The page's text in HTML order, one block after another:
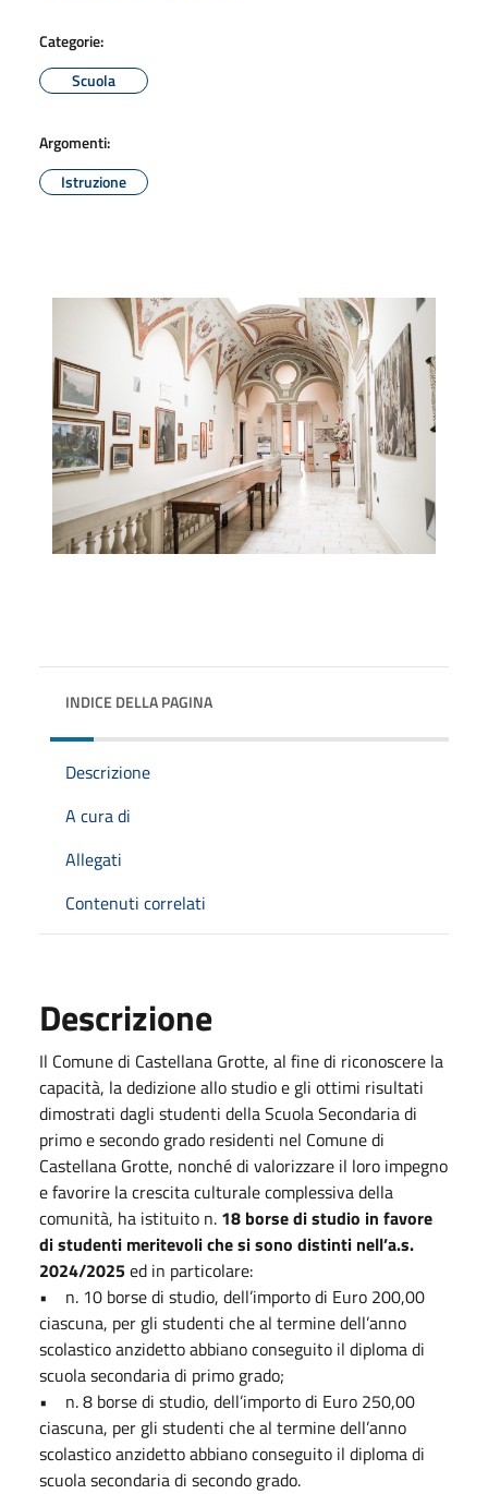
Categorie:
Scuola
Argomenti:
Istruzione
INDICE DELLA PAGINA
Descrizione
A cura di
Allegati
Contenuti correlati
Descrizione
Il Comune di Castellana Grotte, al fine di riconoscere la
capacità, la dedizione allo studio e gli ottimi risultati
dimostrati dagli studenti della Scuola Secondaria di
primo e secondo grado residenti nel Comune di
Castellana Grotte, nonché di valorizzare il loro impegno
e favorire la crescita culturale complessiva della
comunità, ha istituito n. 18 borse di studio in favore
di studenti meritevoli che si sono distinti nell’a.s.
2024/2025ed in particolare:
• n. 10 borse di studio, dell’importo di Euro 200,00
ciascuna, per gli studenti che al termine dell’anno
scolastico anzidetto abbiano conseguito il diploma di
scuola secondaria di primo grado;
• n. 8 borse di studio, dell’importo di Euro 250,00
ciascuna, per gli studenti che al termine dell’anno
scolastico anzidetto abbiano conseguito il diploma di
scuola secondaria di secondo grado.